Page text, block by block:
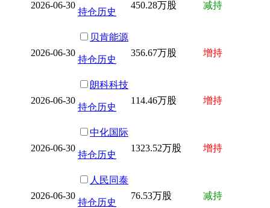
2026-06-30
持仓历史
450.28万股 减持
2026-06-30
贝肯能源
持仓历史
356.67万股 增持
2026-06-30
朗科科技
持仓历史
114.46万股 增持
2026-06-30
中化国际
持仓历史
1323.52万股 增持
2026-06-30
人民同泰
持仓历史
76.53万股 减持